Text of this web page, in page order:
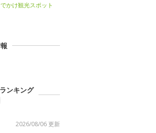
かけ観光スポット
ンキング
2026/08/06 更新